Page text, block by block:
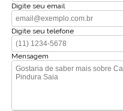
Digite seu email
Digite seu telefone
Mensagem